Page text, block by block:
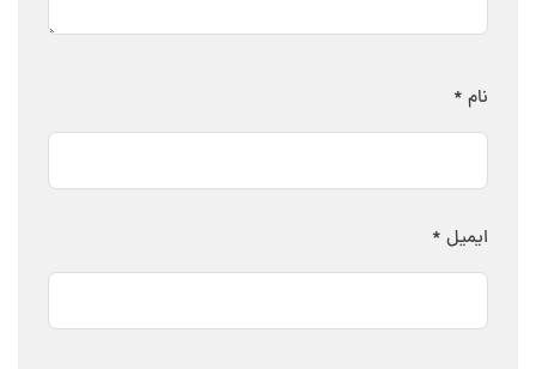
نام *
ایمیل *